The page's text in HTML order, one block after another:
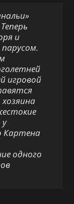
и
игровой
Картена
одного